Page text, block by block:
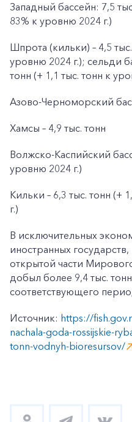
Западный бассейн: 7,5
83% к уровню 2024 г.)
Шпрота (кильки) – 4,5
уровню 2024 г.); сельди
тонн (+ 1,1 тыс. тонн к
Азово-Черноморский
Хамсы – 4,9 тыс. тонн
Волжско-Каспийский
уровню 2024 г.)
Кильки – 6,3 тыс. тонн (+
г.)
В исключительных
иностранных
открытой части
добыл более 9,4 тыс.
соответствующего
Источник: https://
nachala-goda-rossijskie-
tonn-vodnyh-bioresursov/